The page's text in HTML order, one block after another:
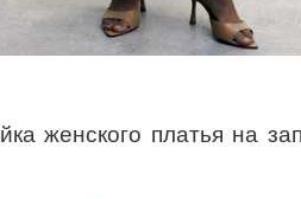
женского платья на